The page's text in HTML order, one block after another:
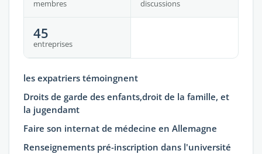
membres discussions
45
entreprises
les expatriers témoingnent
Droits de garde des enfants,droit de la famille, et
la jugendamt
Faire son internat de médecine en Allemagne
Renseignements pré-inscription dans l'université